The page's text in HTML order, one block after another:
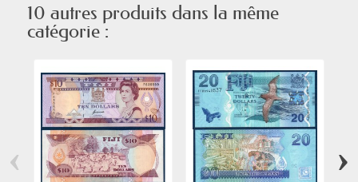
10 autres produits dans la même
catégorie :
‹ ›